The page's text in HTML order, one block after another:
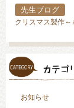
先生ブログ
クリスマス製作～
お知らせ